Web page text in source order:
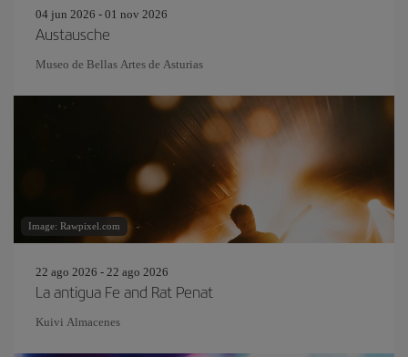
04 jun 2026 - 01 nov 2026
Austausche
Museo de Bellas Artes de Asturias
Image: Rawpixel.com
22 ago 2026 - 22 ago 2026
La antigua Fe and Rat Penat
Kuivi Almacenes